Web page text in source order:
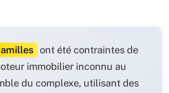
ont été contraintes de
immobilier inconnu au
du complexe, utilisant des